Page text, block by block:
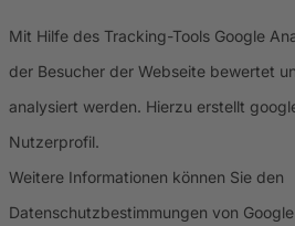
Mit Hilfe des Tracking-Tools Google
der Besucher der Webseite bewertet
analysiert werden. Hierzu erstellt
Nutzerprofil.
Weitere Informationen können Sie den
Datenschutzbestimmungen von